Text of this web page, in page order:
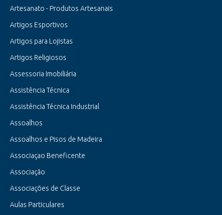
Artesanato - Produtos Artesanais
Artigos Esportivos
Artigos para Lojistas
Artigos Religiosos
Assessoria Imobiliária
Assistência Técnica
Assistência Técnica Industrial
Assoalhos
Assoalhos e Pisos de Madeira
Associaçao Beneficente
Associação
Associações de Classe
Aulas Particulares